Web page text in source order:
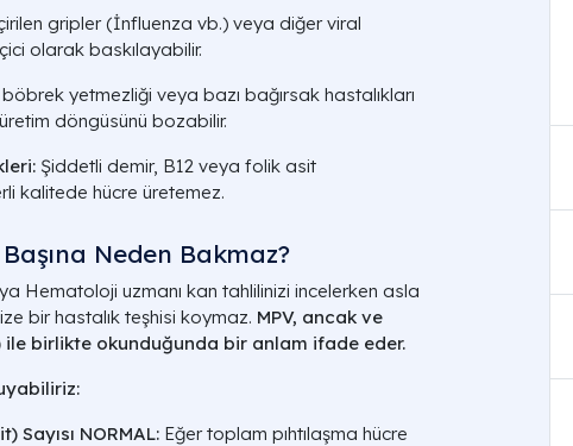
gripler (İnfluenza vb.) veya diğer viral
olarak baskılayabilir.
yetmezliği veya bazı bağırsak hastalıkları
döngüsünü bozabilir.
Şiddetli demir, B12 veya folik asit
kalitede hücre üretemez.
Neden Bakmaz?
Hematoloji uzmanı kan tahlilinizi incelerken asla
bir hastalık teşhisi koymaz. MPV, ancak ve
ile birlikte okunduğunda bir anlam ifade eder.
Sayısı NORMAL: Eğer toplam pıhtılaşma hücre